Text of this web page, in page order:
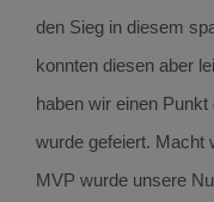
den Sieg in diesem
konnten diesen aber
haben wir einen
wurde gefeiert. Macht
MVP wurde unsere